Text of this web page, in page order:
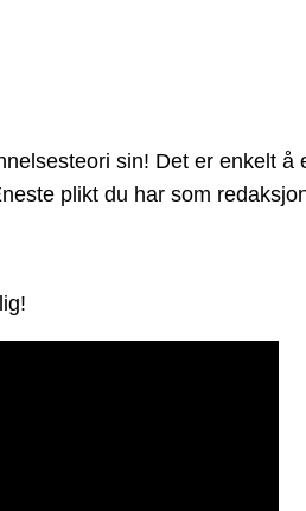
sin! Det er enkelt
plikt du har som